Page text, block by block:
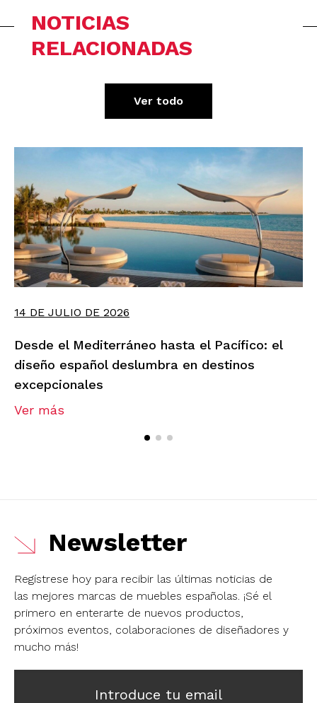
NOTICIAS
RELACIONADAS
Ver todo
14 DE JULIO DE 2026
Desde el Mediterráneo hasta el Pacífico: el
diseño español deslumbra en destinos
excepcionales
Ver más
Newsletter
Regístrese hoy para recibir las últimas noticias de
las mejores marcas de muebles españolas. ¡Sé el
primero en enterarte de nuevos productos,
próximos eventos, colaboraciones de diseñadores y
mucho más!
Introduce tu email